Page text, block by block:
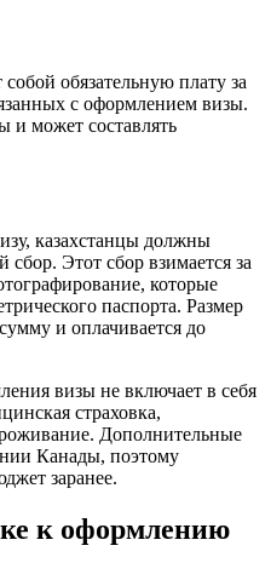
обязательную плату за
с оформлением визы.
и может составлять
казахстанцы должны
сбор. Этот сбор взимается за
которые
паспорта. Размер
и оплачивается до
визы не включает в себя
страховка,
Дополнительные
Канады, поэтому
заранее.
к оформлению